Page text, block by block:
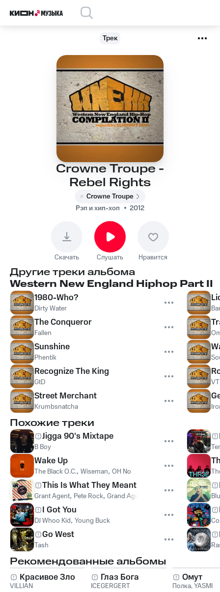
Трек
Crowne Troupe -
Rebel Rights
Crowne Troupe
Рэп и хип-хоп
2012
Скачать Слушать Нравится
Другие треки альбома
Western New England Hiphop Part II
1980-Who?
Dirty Water
The Conqueror
Fallen
Sunshine
Phentik
Recognize The King
GtD
Street Merchant
Krumbsnatcha
Похожие треки
Jigga 90's Mixtape
B Boy
Wake Up
The Black O.C., Wiseman, OH No
This Is What They Meant
Grant Agent, Pete Rock, Grand Agent Grand Agent | Pete Rock
I Got You
DJ Whoo Kid, Young Buck
Go West
Tash
Рекомендованные альбомы
Красивое Зло
VILLIAN
Глаз Бога
ICEGERGERT
Омут
Полка,YASMI